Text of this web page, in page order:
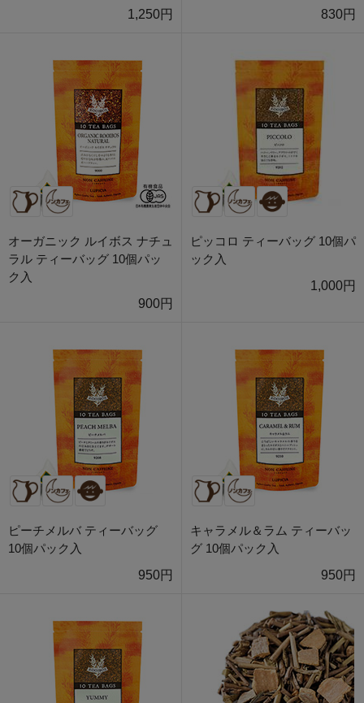
1,250円
830円
オーガニック ルイボス ナチュ
ラル ティーバッグ 10個パッ
ク入
900円
ピッコロ ティーバッグ 10個パ
ック入
1,000円
ピーチメルバ ティーバッグ
10個パック入
950円
キャラメル＆ラム ティーバッ
グ 10個パック入
950円